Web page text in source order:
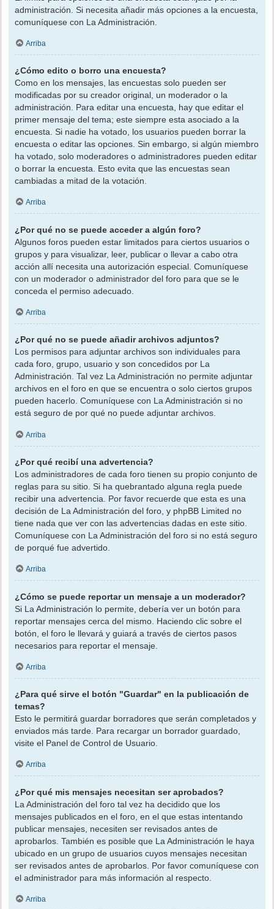
administración. Si necesita añadir más opciones a la encuesta,
comuníquese con La Administración.
Arriba
¿Cómo edito o borro una encuesta?
Como en los mensajes, las encuestas solo pueden ser
modificadas por su creador original, un moderador o la
administración. Para editar una encuesta, hay que editar el
primer mensaje del tema; este siempre esta asociado a la
encuesta. Si nadie ha votado, los usuarios pueden borrar la
encuesta o editar las opciones. Sin embargo, si algún miembro
ha votado, solo moderadores o administradores pueden editar
o borrar la encuesta. Esto evita que las encuestas sean
cambiadas a mitad de la votación.
Arriba
¿Por qué no se puede acceder a algún foro?
Algunos foros pueden estar limitados para ciertos usuarios o
grupos y para visualizar, leer, publicar o llevar a cabo otra
acción allí necesita una autorización especial. Comuníquese
con un moderador o administrador del foro para que se le
conceda el permiso adecuado.
Arriba
¿Por qué no se puede añadir archivos adjuntos?
Los permisos para adjuntar archivos son individuales para
cada foro, grupo, usuario y son concedidos por La
Administración. Tal vez La Administración no permite adjuntar
archivos en el foro en que se encuentra o solo ciertos grupos
pueden hacerlo. Comuníquese con La Administración si no
está seguro de por qué no puede adjuntar archivos.
Arriba
¿Por qué recibí una advertencia?
Los administradores de cada foro tienen su propio conjunto de
reglas para su sitio. Si ha quebrantado alguna regla puede
recibir una advertencia. Por favor recuerde que esta es una
decisión de La Administración del foro, y phpBB Limited no
tiene nada que ver con las advertencias dadas en este sitio.
Comuníquese con La Administración del foro si no está seguro
de porqué fue advertido.
Arriba
¿Cómo se puede reportar un mensaje a un moderador?
Si La Administración lo permite, debería ver un botón para
reportar mensajes cerca del mismo. Haciendo clic sobre el
botón, el foro le llevará y guiará a través de ciertos pasos
necesarios para reportar el mensaje.
Arriba
¿Para qué sirve el botón "Guardar" en la publicación de
temas?
Esto le permitirá guardar borradores que serán completados y
enviados más tarde. Para recargar un borrador guardado,
visite el Panel de Control de Usuario.
Arriba
¿Por qué mis mensajes necesitan ser aprobados?
La Administración del foro tal vez ha decidido que los
mensajes publicados en el foro, en el que estas intentando
publicar mensajes, necesiten ser revisados antes de
aprobarlos. También es posible que La Administración le haya
ubicado en un grupo de usuarios cuyos mensajes necesitan
ser revisados antes de aprobarlos. Por favor comuníquese con
el administrador para más información al respecto.
Arriba